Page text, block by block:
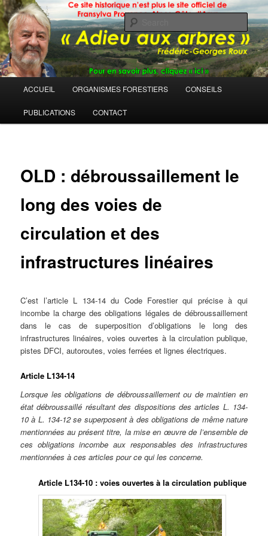
Skip
to
content
ACCUEIL ORGANISMES FORESTIERS CONSEILS
PUBLICATIONS CONTACT
OLD : débroussaillement le
long des voies de
circulation et des
infrastructures linéaires
C’est l’article L 134-14 du Code Forestier qui précise à qui
incombe la charge des obligations légales de débroussaillement
dans le cas de superposition d’obligations le long des
infrastructures linéaires, voies ouvertes à la circulation publique,
pistes DFCI, autoroutes, voies ferrées et lignes électriques.
Article L134-14
Lorsque les obligations de débroussaillement ou de maintien en
état débroussaillé résultant des dispositions des articles L. 134-
10 à L. 134-12 se superposent à des obligations de même nature
mentionnées au présent titre, la mise en œuvre de l’ensemble de
ces obligations incombe aux responsables des infrastructures
mentionnées à ces articles pour ce qui les concerne.
Article L134-10 : voies ouvertes à la circulation publique